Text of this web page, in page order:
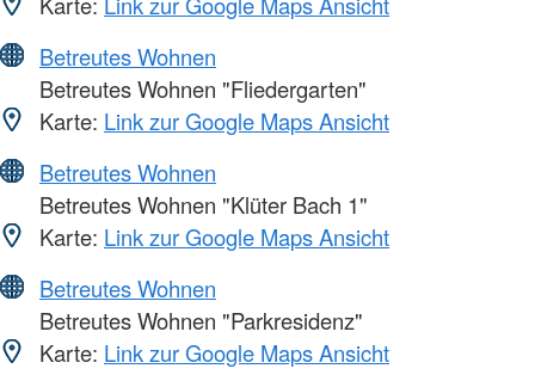
Betreutes Wohnen
Betreutes Wohnen "Fliedergarten"
Karte: Link zur Google Maps Ansicht
Betreutes Wohnen
Betreutes Wohnen "Klüter Bach 1"
Karte: Link zur Google Maps Ansicht
Betreutes Wohnen
Betreutes Wohnen "Parkresidenz"
Karte: Link zur Google Maps Ansicht